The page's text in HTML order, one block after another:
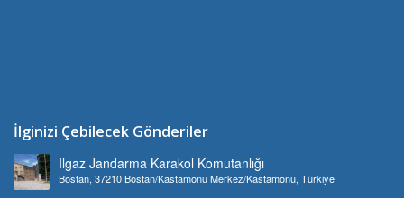
İlginizi Çebilecek Gönderiler
Ilgaz Jandarma Karakol Komutanlığı
Bostan, 37210 Bostan/Kastamonu Merkez/Kastamonu, Türkiye